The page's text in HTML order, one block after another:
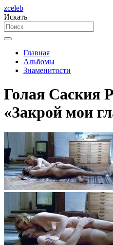
zceleb
Искать
Главная
Альбомы
Знаменитости
Голая Саския
«Закрой мои